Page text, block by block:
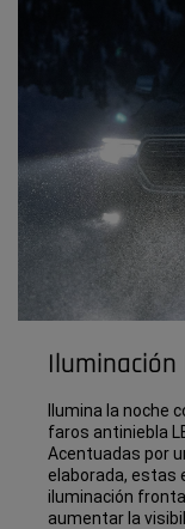
Iluminación
Ilumina la noche
faros antiniebla
Acentuadas por
elaborada, estas
iluminación
aumentar la